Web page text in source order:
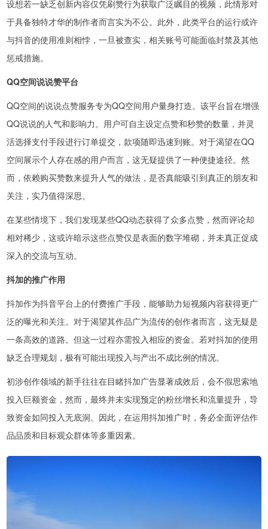
设想若一缺乏创新内容仅凭刷赞行为获取广泛瞩目的视频，此情形对
于具备独特才华的制作者而言实为不公。此外，此类平台的运行或许
与抖音的使用准则相悖，一旦被查实，相关账号可能面临封禁及其他
惩戒措施。
QQ空间说说赞平台
QQ空间的说说点赞服务专为QQ空间用户量身打造。该平台旨在增强
QQ说说的人气和影响力。用户可自主设定点赞和秒赞的数量，并灵
活选择支付手段进行订单提交，款项随即迅速到账。对于渴望在QQ
空间展示个人存在感的用户而言，这无疑提供了一种便捷途径。然
而，依赖购买赞数来提升人气的做法，是否真能吸引到真正的朋友和
关注，实乃值得深思。
在某些情境下，我们发现某些QQ动态获得了众多点赞，然而评论却
相对稀少，这或许暗示这些点赞仅是表面的数字堆砌，并未真正促成
深入的交流与互动。
抖加的推广作用
抖加作为抖音平台上的付费推广手段，能够助力短视频内容获得更广
泛的曝光和关注。对于渴望其作品广为流传的创作者而言，这无疑是
一条高效的道路。但这一过程亦需投入相应的资金。若对抖加的使用
缺乏合理规划，极有可能出现投入与产出不成比例的情况。
初涉创作领域的新手往往在目睹抖加广告显著成效后，会不假思索地
投入巨额资金，然而，最终并未实现预定的粉丝增长和流量提升，导
致资金如同投入无底洞。因此，在运用抖加推广时，务必全面评估作
品品质和目标观众群体等多重因素。